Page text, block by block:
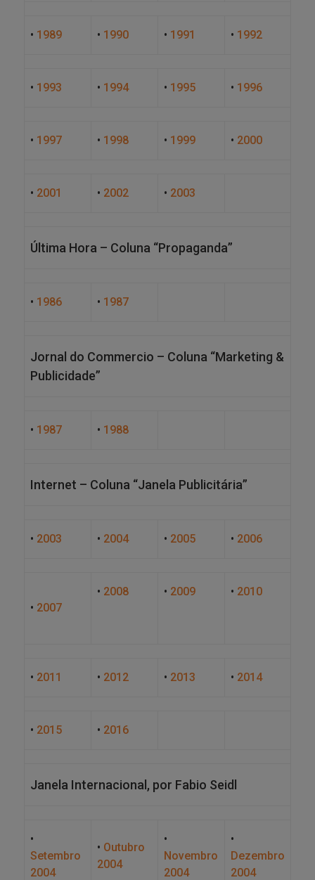
• 1989 • 1990 • 1991 • 1992
• 1993 • 1994 • 1995 • 1996
• 1997 • 1998 • 1999 • 2000
• 2001 • 2002 • 2003
Última Hora – Coluna “Propaganda”
• 1986 • 1987
Jornal do Commercio – Coluna “Marketing &
Publicidade”
• 1987 • 1988
Internet – Coluna “Janela Publicitária”
• 2003 • 2004 • 2005 • 2006
• 2007
• 2008 • 2009 • 2010
• 2011 • 2012 • 2013 • 2014
• 2015 • 2016
Janela Internacional, por Fabio Seidl
•
Setembro
2004
• Outubro
2004
•
Novembro
2004
•
Dezembro
2004